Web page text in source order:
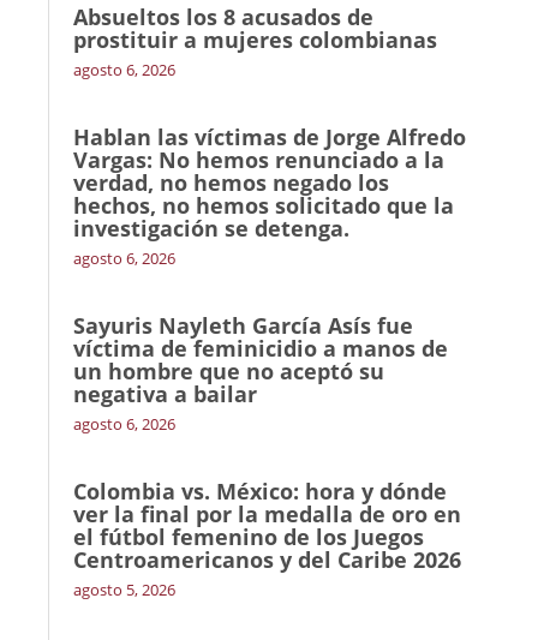
Absueltos los 8 acusados de
prostituir a mujeres colombianas
agosto 6, 2026
Hablan las víctimas de Jorge Alfredo
Vargas: No hemos renunciado a la
verdad, no hemos negado los
hechos, no hemos solicitado que la
investigación se detenga.
agosto 6, 2026
Sayuris Nayleth García Asís fue
víctima de feminicidio a manos de
un hombre que no aceptó su
negativa a bailar
agosto 6, 2026
Colombia vs. México: hora y dónde
ver la final por la medalla de oro en
el fútbol femenino de los Juegos
Centroamericanos y del Caribe 2026
agosto 5, 2026